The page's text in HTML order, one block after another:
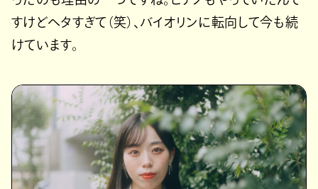
すけどヘタすぎて（笑）、バイオリンに転向して今も続
けています。